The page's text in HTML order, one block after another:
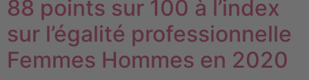
88 points sur 100 à l’index
sur l’égalité professionnelle
Femmes Hommes en 2020